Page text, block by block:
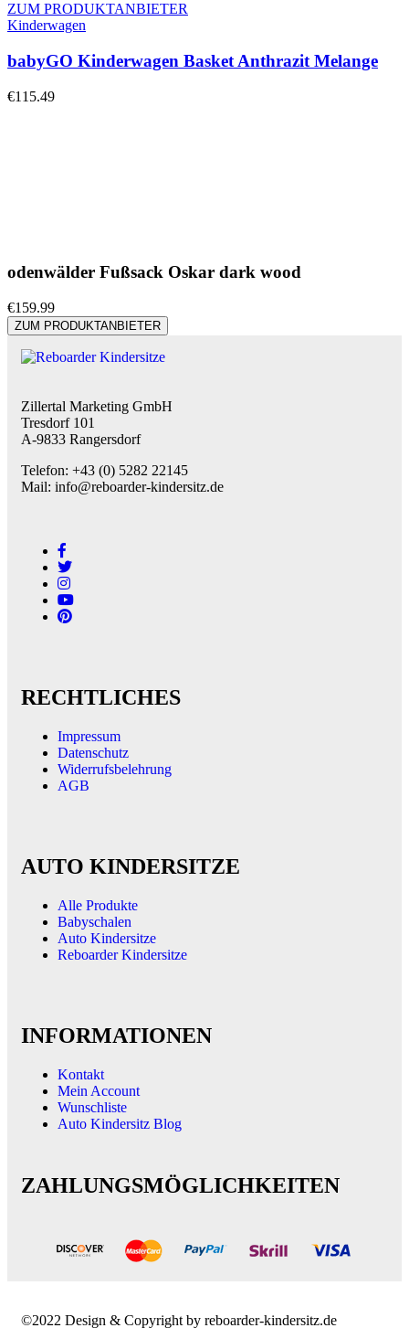
ZUM PRODUKTANBIETER
Kinderwagen
babyGO Kinderwagen Basket Anthrazit Melange
€115.49
odenwälder Fußsack Oskar dark wood
€159.99
ZUM PRODUKTANBIETER
Zillertal Marketing GmbH
Tresdorf 101
A-9833 Rangersdorf
Telefon: +43 (0) 5282 22145
Mail: info@reboarder-kindersitz.de
RECHTLICHES
Impressum
Datenschutz
Widerrufsbelehrung
AGB
AUTO KINDERSITZE
Alle Produkte
Babyschalen
Auto Kindersitze
Reboarder Kindersitze
INFORMATIONEN
Kontakt
Mein Account
Wunschliste
Auto Kindersitz Blog
ZAHLUNGSMÖGLICHKEITEN
©2022 Design & Copyright by reboarder-kindersitz.de